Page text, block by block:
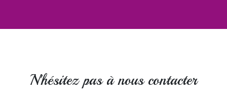
N'hésitez pas à nous contacter